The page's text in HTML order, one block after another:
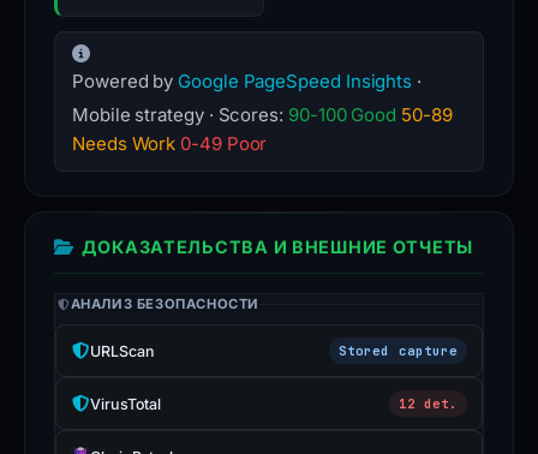
Powered by Google PageSpeed Insights ·
Mobile strategy · Scores: 90-100 Good 50-89
Needs Work 0-49 Poor
ДОКАЗАТЕЛЬСТВА И ВНЕШНИЕ ОТЧЕТЫ
АНАЛИЗ БЕЗОПАСНОСТИ
URLScan Stored capture
VirusTotal 12 det.